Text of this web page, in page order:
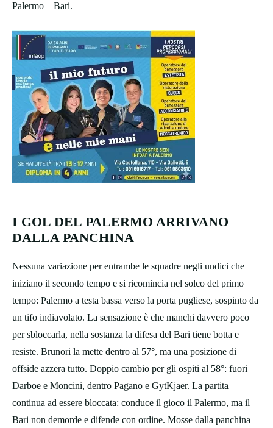
Palermo – Bari.
I GOL DEL PALERMO ARRIVANO
DALLA PANCHINA
Nessuna variazione per entrambe le squadre negli undici che
iniziano il secondo tempo e si ricomincia nel solco del primo
tempo: Palermo a testa bassa verso la porta pugliese, sospinto da
un tifo indiavolato. La sensazione è che manchi davvero poco
per sbloccarla, nella sostanza la difesa del Bari tiene botta e
resiste. Brunori la mette dentro al 57°, ma una posizione di
offside azzera tutto. Doppio cambio per gli ospiti al 58°: fuori
Darboe e Moncini, dentro Pagano e GytKjaer. La partita
continua ad essere bloccata: conduce il gioco il Palermo, ma il
Bari non demorde e difende con ordine. Mosse dalla panchina